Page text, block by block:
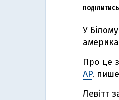
У
Про це
AP,
Левітт